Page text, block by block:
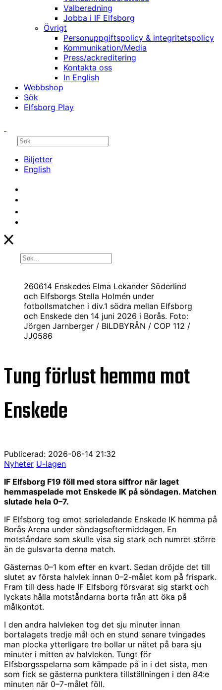
Valberedning
Jobba i IF Elfsborg
Övrigt
Personuppgiftspolicy & integritetspolicy
Kommunikation/Media
Press/ackreditering
Kontakta oss
In English
Webbshop
Sök
Elfsborg Play
Biljetter
English
260614 Enskedes Elma Lekander Söderlind
och Elfsborgs Stella Holmén under
fotbollsmatchen i div.1 södra mellan Elfsborg
och Enskede den 14 juni 2026 i Borås. Foto:
Jörgen Jarnberger / BILDBYRÅN / COP 112 /
JJ0586
Tung förlust hemma mot
Enskede
Publicerad: 2026-06-14 21:32
Nyheter U-lagen
IF Elfsborg F19 föll med stora siffror när laget
hemmaspelade mot Enskede IK på söndagen. Matchen
slutade hela 0–7.
IF Elfsborg tog emot serieledande Enskede IK hemma på
Borås Arena under söndagseftermiddagen. En
motståndare som skulle visa sig stark och numret större
än de gulsvarta denna match.
Gästernas 0–1 kom efter en kvart. Sedan dröjde det till
slutet av första halvlek innan 0–2-målet kom på frispark.
Fram till dess hade IF Elfsborg försvarat sig starkt och
lyckats hålla motståndarna borta från att öka på
målkontot.
I den andra halvleken tog det sju minuter innan
bortalagets tredje mål och en stund senare tvingades
man plocka ytterligare tre bollar ur nätet på bara sju
minuter i mitten av halvleken. Tungt för
Elfsborgsspelarna som kämpade på in i det sista, men
som fick se gästerna punktera tillställningen i den 84:e
minuten när 0–7-målet föll.